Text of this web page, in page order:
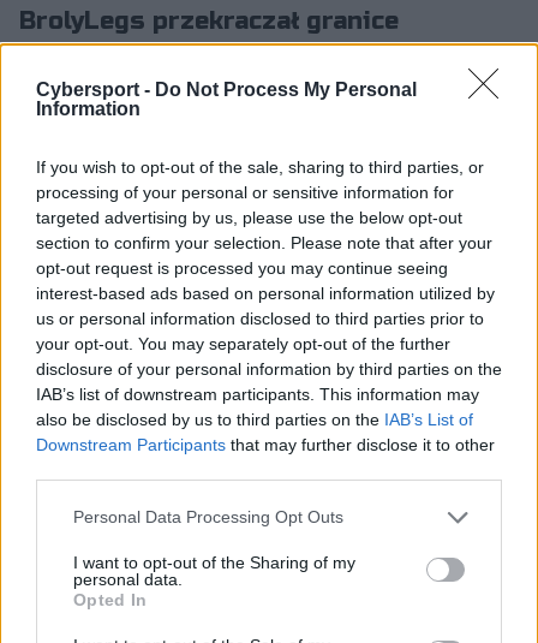
Cybersport - Do Not Process My Personal
Information
If you wish to opt-out of the sale, sharing to third parties, or
processing of your personal or sensitive information for
targeted advertising by us, please use the below opt-out
section to confirm your selection. Please note that after your
opt-out request is processed you may continue seeing
interest-based ads based on personal information utilized by
us or personal information disclosed to third parties prior to
your opt-out. You may separately opt-out of the further
disclosure of your personal information by third parties on the
IAB’s list of downstream participants. This information may
also be disclosed by us to third parties on the IAB’s List of
Downstream Participants that may further disclose it to other
Personal Data Processing Opt Outs
I want to opt-out of the Sharing of my
personal data.
Opted In
BrolyLegs przekraczał granice
BrolyLegs urodził się z artrogrypozą, zwaną inaczej
wrodzoną sztywnością stawów. Choroba ta powoduje
przykurczy. I to z ich powodu mięśnie oraz stawy
Beguma nie rozwinęły się w prawidłowy sposób. Mimo
to Amerykanin nie poddał się i mimo swoich problemów
m.in. grał w gry. To dzięki stworzonemu przez siebie
sposobowi korzystania z pada za pomocą... twarzy. W
ten sposób urodzony w 1988 roku gracz zaczął swoją
przygodę z esportową sceną. Na początku wraz z
bratem rywalizował w Super Smash Bros., by następnie
przerzucić się na serię Street Fighter. Tam używał
głównie Chun-Li i chociaż przez fizyczne ograniczenia
nie był w stanie dosięgnąć niektórych przycisków,
wykonywał wszystkie swoje ruchy. Co więcej, między w
2013 a 2017 rokiem był najlepszym zawodnikiem Chun-
Li w Ultra Street Fighter IV na konsoli Xbox 360.
Brał udział również w licznych turniejach. Na EVO 2022
zajął 25. miejsce na ponad 1,4 tysiąca uczestników